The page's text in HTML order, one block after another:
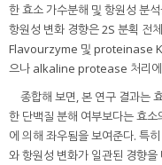
한 효소 가수분해 및 항원성 분
항원성 변화 경향은 2S 분획
Flavourzyme 및 proteinase K
으나 alkaline protease 처리에
종합해 보면, 본 연구 결과는
한 단백질 분해 여부보다는 효
에 의해 좌우됨을 보여준다. 특
와 항원성 변화가 일관된 경향